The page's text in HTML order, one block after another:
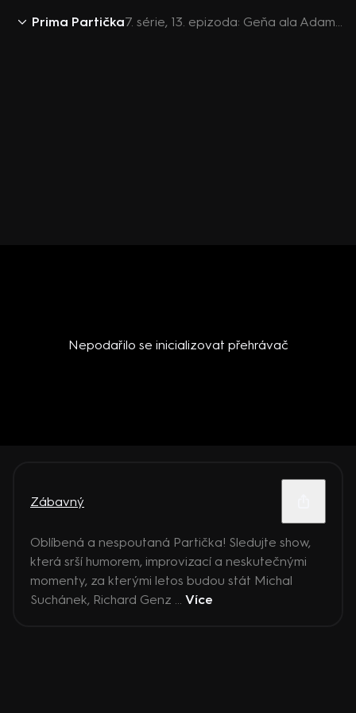
Prima Partička 7. série, 13. epizoda: Geňa ala Adam Vojtěch / Michal hádal Kněžnu Libuši / Igor jako revolver
Nepodařilo se inicializovat přehrávač
Zábavný
Oblíbená a nespoutaná Partička! Sledujte show,
která srší humorem, improvizací a neskutečnými
momenty, za kterými letos budou stát Michal
Suchánek, Richard Genz ... Více